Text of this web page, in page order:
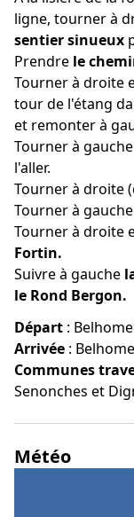
ligne, tourner à
sentier sinueux
Prendre le
Tourner à droite
tour de l'étang
et remonter à
Tourner à
l'aller.
Tourner à droite
Tourner à
Tourner à droite
Fortin.
Suivreà gauche
le Rond Bergon.
Départ :
Arrivée :
Communes
Senonches et
Météo